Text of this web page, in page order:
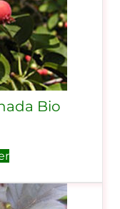
Bio